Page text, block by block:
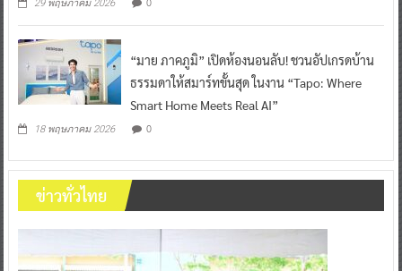
29 พฤษภาคม 2026
“มาย ภาคภูมิ” เปิดห้องนอนลับ! ชวนอัปเกรดบ้าน
ธรรมดาให้สมาร์ทขั้นสุด ในงาน “Tapo: Where
Smart Home Meets Real AI”
18 พฤษภาคม 2026 0
ข่าวทั่วไทย